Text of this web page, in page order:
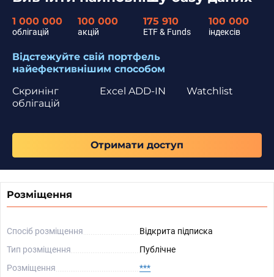
1 000 000
облігацій
100 000
акцій
175 910
ETF & Funds
100 000
індексів
Відстежуйте свій портфель
найефективнішим способом
Скринінг
облігацій
Watchlist
Excel ADD-IN
Отримати доступ
Розміщення
Спосіб розміщення
Відкрита підписка
Тип розміщення
Публічне
Розміщення
***